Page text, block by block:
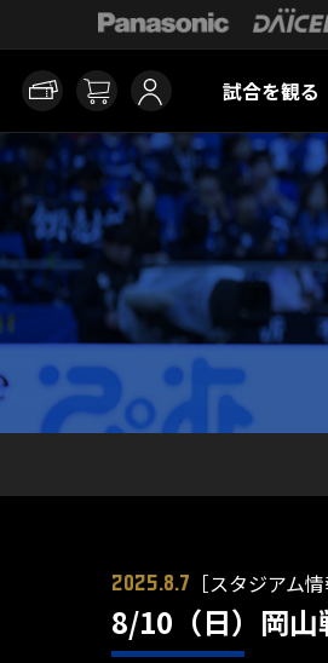
試合を観る
2025.8.7 ［スタジアム情
8/10（日）岡山